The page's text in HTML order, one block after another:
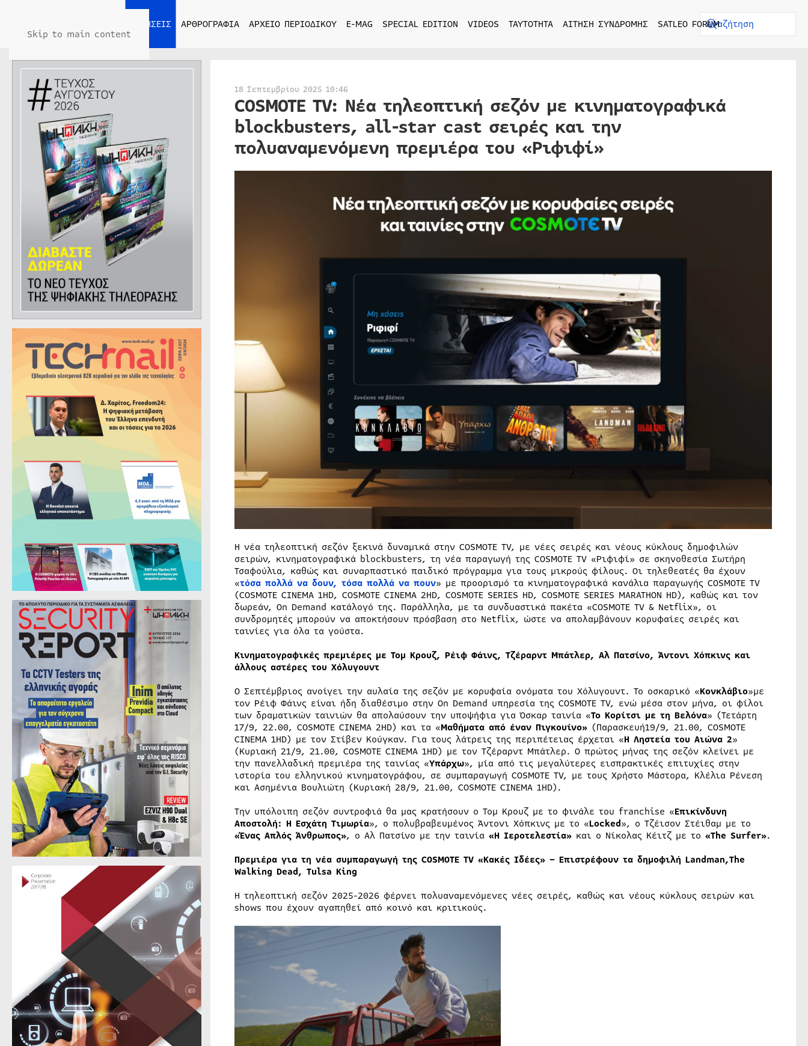
Skip to main content
ΕΙΔΗΣΕΙΣ ΑΡΘΡΟΓΡΑΦΙΑ ΑΡΧΕΙΟ ΠΕΡΙΟΔΙΚΟΥ E-MAG SPECIAL EDITION VIDEOS ΤΑΥΤΟΤΗΤΑ ΑΙΤΗΣΗ ΣΥΝΔΡΟΜΗΣ SATLEO FORUM
18 Σεπτεμβρίου 2025 10:46
COSMOTE TV: Νέα τηλεοπτική σεζόν με κινηματογραφικά
blockbusters, all-star cast σειρές και την
πολυαναμενόμενη πρεμιέρα του «Ριφιφί»
Η νέα τηλεοπτική σεζόν ξεκινά δυναμικά στην COSMOTE TV, με νέες σειρές και νέους κύκλους δημοφιλών
σειρών, κινηματογραφικά blockbusters, τη νέα παραγωγή της COSMOTE TV «Ριφιφί» σε σκηνοθεσία Σωτήρη
Τσαφούλια, καθώς και συναρπαστικό παιδικό πρόγραμμα για τους μικρούς φίλους. Οι τηλεθεατές θα έχουν
«τόσα πολλά να δουν, τόσα πολλά να πουν» με προορισμό τα κινηματογραφικά κανάλια παραγωγής COSMOTE TV
(COSMOTE CINEMA 1HD, COSMOTE CINEMA 2HD, COSMOTE SERIES HD, COSMOTE SERIES MARATHON HD), καθώς και τον
δωρεάν, On Demand κατάλογό της. Παράλληλα, με τα συνδυαστικά πακέτα «COSMOTE TV & Netflix», οι
συνδρομητές μπορούν να αποκτήσουν πρόσβαση στο Netflix, ώστε να απολαμβάνουν κορυφαίες σειρές και
ταινίες για όλα τα γούστα.
Κινηματογραφικές πρεμιέρες με Τομ Κρουζ, Ρέιφ Φάινς, Τζέραρντ Μπάτλερ, Αλ Πατσίνο, Άντονι Χόπκινς και
άλλους αστέρες του Χόλυγουντ
Ο Σεπτέμβριος ανοίγει την αυλαία της σεζόν με κορυφαία ονόματα του Χόλυγουντ. Το οσκαρικό «Κονκλάβιο»με
τον Ρέιφ Φάινς είναι ήδη διαθέσιμο στην On Demand υπηρεσία της COSMOTE TV, ενώ μέσα στον μήνα, οι φίλοι
των δραματικών ταινιών θα απολαύσουν την υποψήφια για Όσκαρ ταινία «Το Κορίτσι με τη Βελόνα» (Τετάρτη
17/9, 22.00, COSMOTE CINEMA 2HD) και τα «Μαθήματα από έναν Πιγκουίνο» (Παρασκευή19/9, 21.00, COSMOTE
CINEMA 1HD) με τον Στίβεν Κούγκαν. Για τους λάτρεις της περιπέτειας έρχεται «Η Ληστεία του Αιώνα 2»
(Κυριακή 21/9, 21.00, COSMOTE CINEMA 1HD) με τον Τζέραρντ Μπάτλερ. Ο πρώτος μήνας της σεζόν κλείνει με
την πανελλαδική πρεμιέρα της ταινίας «Υπάρχω», μία από τις μεγαλύτερες εισπρακτικές επιτυχίες στην
ιστορία του ελληνικού κινηματογράφου, σε συμπαραγωγή COSMOTE TV, με τους Χρήστο Μάστορα, Κλέλια Ρένεση
και Ασημένια Βουλιώτη (Κυριακή 28/9, 21.00, COSMOTE CINEMA 1HD).
Την υπόλοιπη σεζόν συντροφιά θα μας κρατήσουν ο Τομ Κρουζ με το φινάλε του franchise «Επικίνδυνη
Αποστολή: Η Εσχάτη Τιμωρία», ο πολυβραβευμένος Άντονι Χόπκινς με το «Locked», ο Τζέισον Στέιθαμ με το
«Ένας Απλός Άνθρωπος», ο Αλ Πατσίνο με την ταινία «Η Ιεροτελεστία»και ο Νίκολας Κέιτζ με το «The Surfer».
Πρεμιέρα για τη νέα συμπαραγωγή της COSMOTE TV «Κακές Ιδέες» – Επιστρέφουν τα δημοφιλή Landman,The
Walking Dead, Tulsa King
Η τηλεοπτική σεζόν 2025-2026 φέρνει πολυαναμενόμενες νέες σειρές, καθώς και νέους κύκλους σειρών και
shows που έχουν αγαπηθεί από κοινό και κριτικούς.